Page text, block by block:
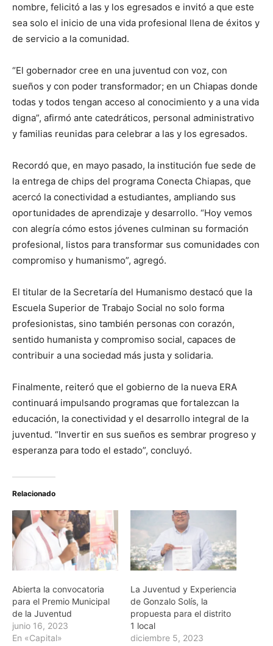
nombre, felicitó a las y los egresados e invitó a que este
sea solo el inicio de una vida profesional llena de éxitos y
de servicio a la comunidad.
“El gobernador cree en una juventud con voz, con
sueños y con poder transformador; en un Chiapas donde
todas y todos tengan acceso al conocimiento y a una vida
digna”, afirmó ante catedráticos, personal administrativo
y familias reunidas para celebrar a las y los egresados.
Recordó que, en mayo pasado, la institución fue sede de
la entrega de chips del programa Conecta Chiapas, que
acercó la conectividad a estudiantes, ampliando sus
oportunidades de aprendizaje y desarrollo. “Hoy vemos
con alegría cómo estos jóvenes culminan su formación
profesional, listos para transformar sus comunidades con
compromiso y humanismo”, agregó.
El titular de la Secretaría del Humanismo destacó que la
Escuela Superior de Trabajo Social no solo forma
profesionistas, sino también personas con corazón,
sentido humanista y compromiso social, capaces de
contribuir a una sociedad más justa y solidaria.
Finalmente, reiteró que el gobierno de la nueva ERA
continuará impulsando programas que fortalezcan la
educación, la conectividad y el desarrollo integral de la
juventud. “Invertir en sus sueños es sembrar progreso y
esperanza para todo el estado”, concluyó.
Relacionado
Abierta la convocatoria
para el Premio Municipal
de la Juventud
junio 16, 2023
En «Capital»
La Juventud y Experiencia
de Gonzalo Solís, la
propuesta para el distrito
1 local
diciembre 5, 2023